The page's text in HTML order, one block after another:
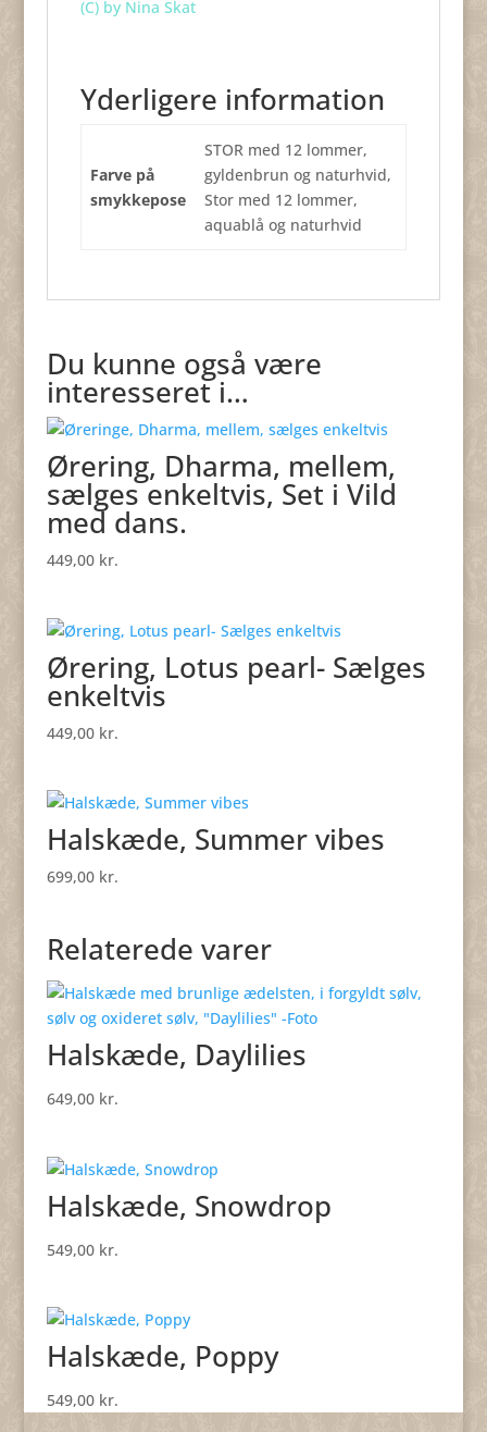
(C) by Nina Skat
Yderligere information
Farve på
smykkepose
STOR med 12 lommer,
gyldenbrun og naturhvid,
Stor med 12 lommer,
aquablå og naturhvid
Du kunne også være
interesseret i…
Ørering, Dharma, mellem,
sælges enkeltvis, Set i Vild
med dans.
449,00 kr.
Ørering, Lotus pearl- Sælges
enkeltvis
449,00 kr.
Halskæde, Summer vibes
699,00 kr.
Relaterede varer
Halskæde, Daylilies
649,00 kr.
Halskæde, Snowdrop
549,00 kr.
Halskæde, Poppy
549,00 kr.